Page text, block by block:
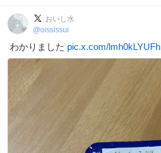
おいし水
@oississui
わかりました pic.x.com/lmh0kLYUFh